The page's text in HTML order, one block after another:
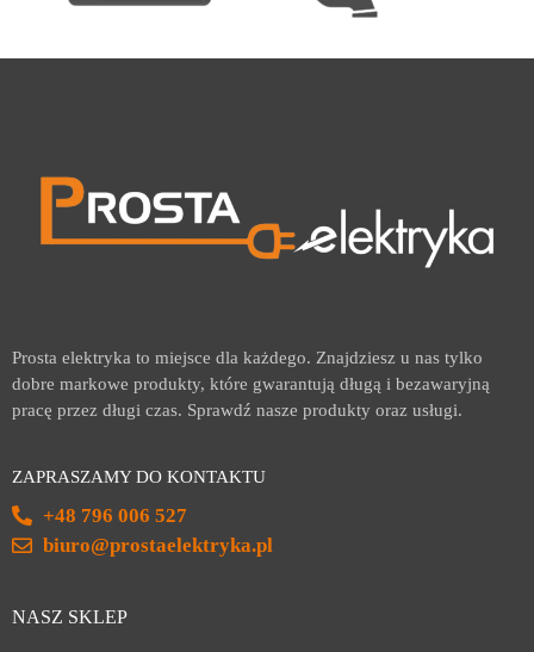
Prosta elektryka to miejsce dla każdego. Znajdziesz u nas tylko
dobre markowe produkty, które gwarantują długą i bezawaryjną
pracę przez długi czas. Sprawdź nasze produkty oraz usługi.
ZAPRASZAMY DO KONTAKTU
+48 796 006 527
biuro@prostaelektryka.pl
NASZ SKLEP